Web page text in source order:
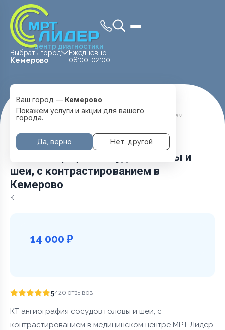
центр диагностики
Выбрать город
Кемерово
Ежедневно
08:00-02:00
Ваш город — Кемерово
Покажем услуги и акции для вашего
города.
Да, верно Нет, другой
Главная Услуги и цены
КТ ангиография сосудов головы и шеи, с контрастированием
КТ ангиография сосудов головы и
шеи, с контрастированием в
Кемерово
КТ
14 000 ₽
5420 отзывов
КТ ангиография сосудов головы и шеи, с
контрастированием в медицинском центре МРТ Лидер